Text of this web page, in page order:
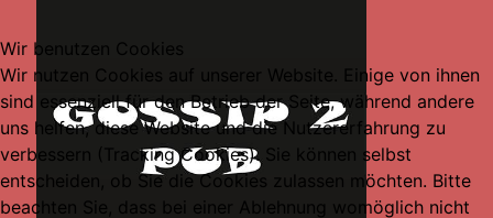
Wir benutzen Cookies
Wir nutzen Cookies auf unserer Website. Einige von ihnen
sind essenziell für den Betrieb der Seite, während andere
uns helfen, diese Website und die Nutzererfahrung zu
verbessern (Tracking Cookies). Sie können selbst
entscheiden, ob Sie die Cookies zulassen möchten. Bitte
beachten Sie, dass bei einer Ablehnung womöglich nicht